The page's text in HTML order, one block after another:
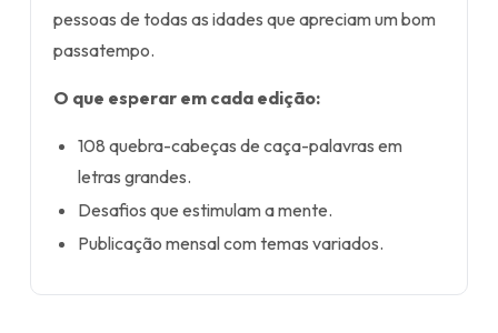
pessoas de todas as idades que apreciam um bom
passatempo.
O que esperar em cada edição:
108 quebra-cabeças de caça-palavras em
letras grandes.
Desafios que estimulam a mente.
Publicação mensal com temas variados.